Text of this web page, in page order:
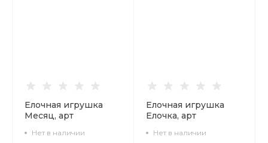
Елочная игрушка
Месяц, арт
Нет в наличии
Елочная игрушка
Елочка, арт
Нет в наличии